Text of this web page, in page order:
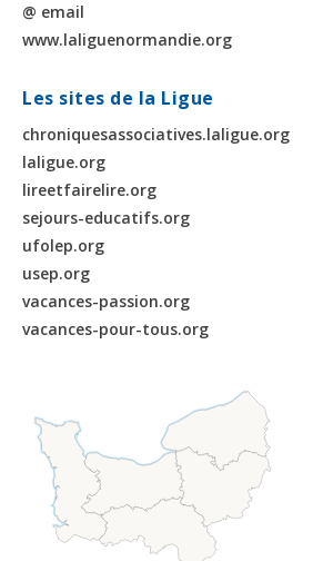
@ email
www.laliguenormandie.org
Les sites de la Ligue
chroniquesassociatives.laligue.org
laligue.org
lireetfairelire.org
sejours-educatifs.org
ufolep.org
usep.org
vacances-passion.org
vacances-pour-tous.org